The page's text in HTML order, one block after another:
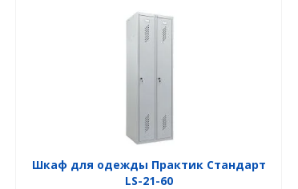
Шкаф для одежды Практик Стандарт
LS-21-60